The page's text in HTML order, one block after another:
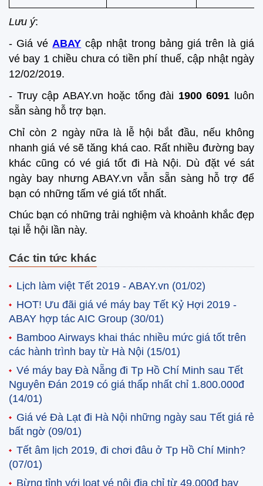
Lưu ý:
- Giá véABAY cập nhật trong bảng giá trên là giá
vé bay 1 chiều chưa có tiền phí thuế, cập nhật ngày
12/02/2019.
- Truy cập ABAY.vn hoặc tổng đài 1900 6091 luôn
sẵn sàng hỗ trợ bạn.
Chỉ còn 2 ngày nữa là lễ hội bắt đầu, nếu không
nhanh giá vé sẽ tăng khá cao. Rất nhiều đường bay
khác cũng có vé giá tốt đi Hà Nội. Dù đặt vé sát
ngày bay nhưng ABAY.vn vẫn sẵn sàng hỗ trợ để
bạn có những tấm vé giá tốt nhất.
Chúc bạn có những trải nghiệm và khoảnh khắc đẹp
tại lễ hội lần này.
Các tin tức khác
Lịch làm việt Tết 2019 - ABAY.vn (01/02)
HOT! Ưu đãi giá vé máy bay Tết Kỷ Hợi 2019 -
ABAY hợp tác AIC Group (30/01)
Bamboo Airways khai thác nhiều mức giá tốt trên
các hành trình bay từ Hà Nội (15/01)
Vé máy bay Đà Nẵng đi Tp Hồ Chí Minh sau Tết
Nguyên Đán 2019 có giá thấp nhất chỉ 1.800.000đ
(14/01)
Giá vé Đà Lạt đi Hà Nội những ngày sau Tết giá rẻ
bất ngờ (09/01)
Tết âm lịch 2019, đi chơi đâu ở Tp Hồ Chí Minh?
(07/01)
Bừng tỉnh với loạt vé nội địa chỉ từ 49,000đ bay